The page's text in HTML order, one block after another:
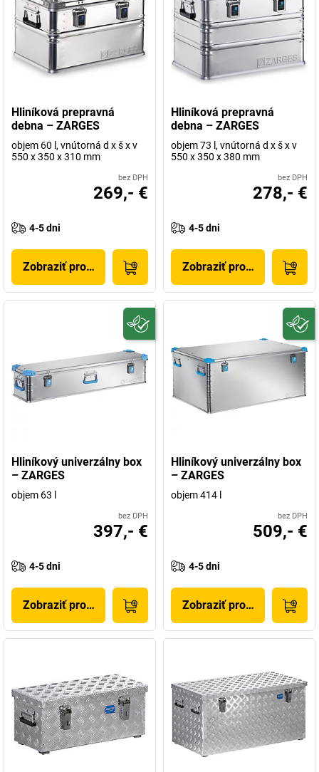
Hliníková prepravná
debna – ZARGES
objem 60 l, vnútorná d x š x v
550 x 350 x 310 mm
bez DPH
269,- €
4-5 dni
Zobraziť produkt
Hliníková prepravná
debna – ZARGES
objem 73 l, vnútorná d x š x v
550 x 350 x 380 mm
bez DPH
278,- €
4-5 dni
Zobraziť produkt
Hliníkový univerzálny box
– ZARGES
objem 63 l
bez DPH
397,- €
4-5 dni
Zobraziť produkt
Hliníkový univerzálny box
– ZARGES
objem 414 l
bez DPH
509,- €
4-5 dni
Zobraziť produkt